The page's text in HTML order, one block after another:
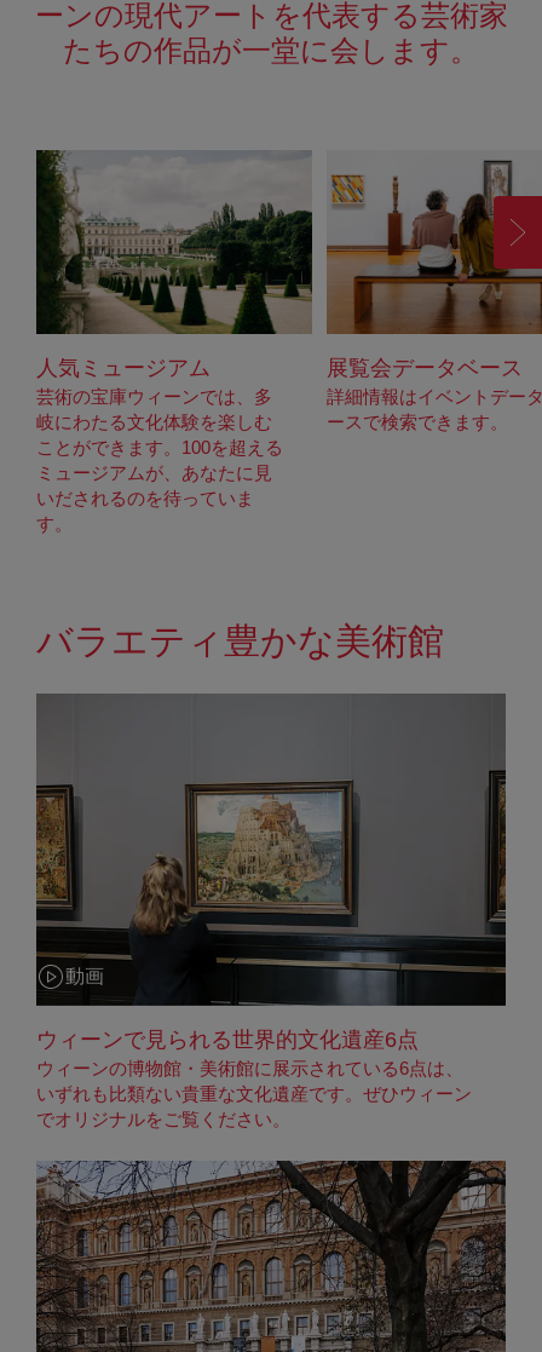
ーンの現代アートを代表する芸術家
たちの作品が一堂に会します。
人気ミュージアム
芸術の宝庫ウィーンでは、多
岐にわたる文化体験を楽しむ
ことができます。100を超える
ミュージアムが、あなたに見
いだされるのを待っていま
す。
展覧会データベース
詳細情報はイベントデー
ースで検索できます。
進
む
バラエティ豊かな美術館
カテゴリー:
動画
ウィーンで見られる世界的文化遺産6点
ウィーンの博物館・美術館に展示されている6点は、
いずれも比類ない貴重な文化遺産です。ぜひウィーン
でオリジナルをご覧ください。